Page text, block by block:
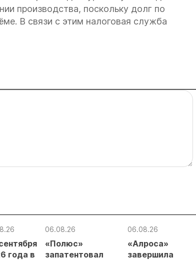
производства, поскольку долг по
В связи с этим налоговая служба
года в
06.08.26
«Полюс»
запатентовал
06.08.26
«Алроса»
завершила